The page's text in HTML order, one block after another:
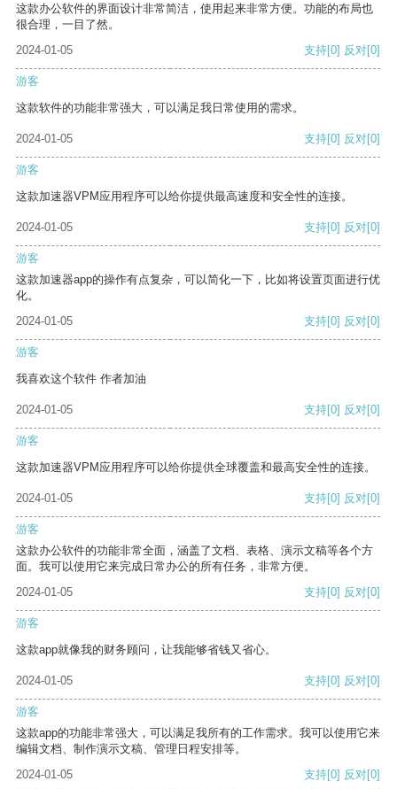
这款办公软件的界面设计非常简洁，使用起来非常方便。功能的布局也
很合理，一目了然。
2024-01-05
支持[0] 反对[0]
游客
这款软件的功能非常强大，可以满足我日常使用的需求。
2024-01-05 支持[0] 反对[0]
游客
这款加速器VPM应用程序可以给你提供最高速度和安全性的连接。
2024-01-05 支持[0] 反对[0]
游客
这款加速器app的操作有点复杂，可以简化一下，比如将设置页面进行优
化。
2024-01-05
支持[0] 反对[0]
游客
我喜欢这个软件 作者加油
2024-01-05 支持[0] 反对[0]
游客
这款加速器VPM应用程序可以给你提供全球覆盖和最高安全性的连接。
2024-01-05 支持[0] 反对[0]
游客
这款办公软件的功能非常全面，涵盖了文档、表格、演示文稿等各个方
面。我可以使用它来完成日常办公的所有任务，非常方便。
2024-01-05
支持[0] 反对[0]
游客
这款app就像我的财务顾问，让我能够省钱又省心。
2024-01-05 支持[0] 反对[0]
游客
这款app的功能非常强大，可以满足我所有的工作需求。我可以使用它来
编辑文档、制作演示文稿、管理日程安排等。
2024-01-05
支持[0] 反对[0]